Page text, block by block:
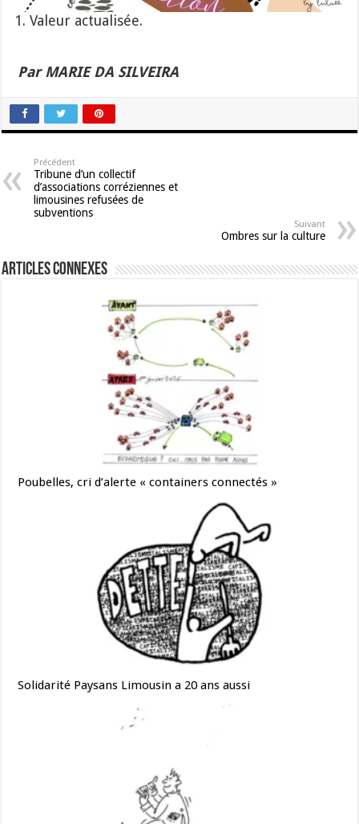
Valeur actualisée.
Par MARIE DA SILVEIRA
Précédent
Tribune d’un collectif
d’associations corréziennes et
limousines refusées de
subventions
Suivant
Ombres sur la culture
Articles connexes
Poubelles, cri d’alerte « containers connectés »
Solidarité Paysans Limousin a 20 ans aussi